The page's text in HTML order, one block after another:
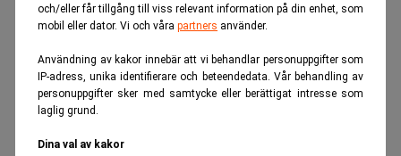
och/eller får tillgång till viss relevant information på din enhet, som
mobil eller dator. Vi och våra partners använder.
Användning av kakor innebär att vi behandlar personuppgifter som
IP-adress, unika identifierare och beteendedata. Vår behandling av
personuppgifter sker med samtycke eller berättigat intresse som
laglig grund.
Dina val av kakor